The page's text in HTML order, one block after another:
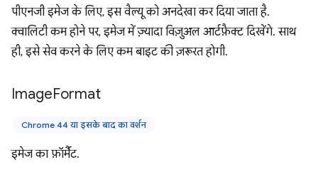
पीएनजी इमेज के लिए, इस वैल्यू को अनदेखा कर दिया जाता है.
क्वालिटी कम होने पर, इमेज में ज़्यादा विज़ुअल आर्टफ़ैक्ट दिखेंगे. साथ
ही, इसे सेव करने के लिए कम बाइट की ज़रूरत होगी.
ImageFormat
Chrome 44 या इसके बाद का वर्शन
इमेज का फ़ॉर्मैट.